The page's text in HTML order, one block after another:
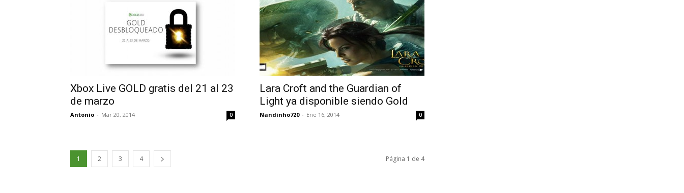
Xbox Live GOLD gratis del 21 al 23
de marzo
Antonio - Mar 20, 2014 0
Lara Croft and the Guardian of
Light ya disponible siendo Gold
Nandinho720 - Ene 16, 2014 0
1 2 3 4 Página 1 de 4